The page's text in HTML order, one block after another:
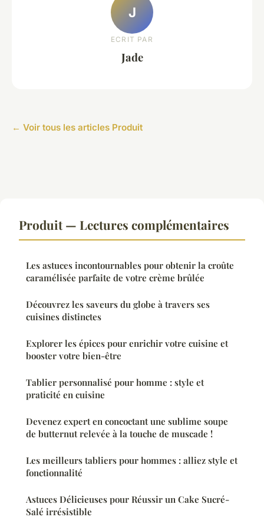
J
ECRIT PAR
Jade
← Voir tous les articles Produit
Produit — Lectures complémentaires
Les astuces incontournables pour obtenir la croûte
caramélisée parfaite de votre crème brûlée
Découvrez les saveurs du globe à travers ses
cuisines distinctes
Explorer les épices pour enrichir votre cuisine et
booster votre bien-être
Tablier personnalisé pour homme : style et
praticité en cuisine
Devenez expert en concoctant une sublime soupe
de butternut relevée à la touche de muscade !
Les meilleurs tabliers pour hommes : alliez style et
fonctionnalité
Astuces Délicieuses pour Réussir un Cake Sucré-
Salé irrésistible